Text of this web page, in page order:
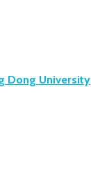
Dong University